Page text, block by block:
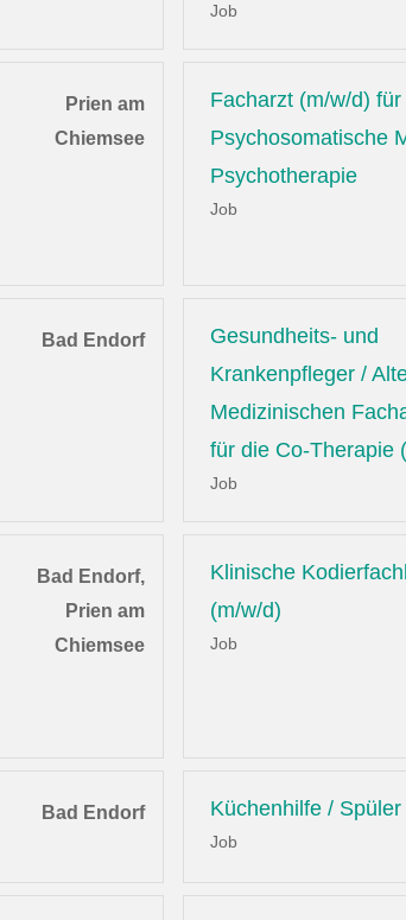
Job
Prien am
Chiemsee
Facharzt (m/w/d) für
Psychosomatische
Psychotherapie
Job
Bad Endorf
Gesundheits- und
Krankenpfleger /
Medizinischen
für die Co-Therapie
Job
Bad Endorf,
Prien am
Chiemsee
Klinische
(m/w/d)
Job
Bad Endorf Küchenhilfe /
Job